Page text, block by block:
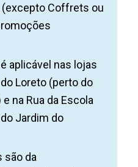
(excepto Coffrets ou
aplicável nas lojas
do Loreto (perto do
na Rua da Escola
Jardim do
são da